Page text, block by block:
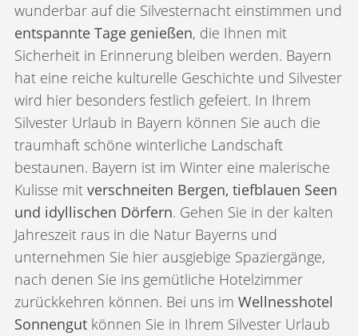
wunderbar auf die Silvesternacht einstimmen und
entspannte Tage genießen, die Ihnen mit
Sicherheit in Erinnerung bleiben werden. Bayern
hat eine reiche kulturelle Geschichte und Silvester
wird hier besonders festlich gefeiert. In Ihrem
Silvester Urlaub in Bayern können Sie auch die
traumhaft schöne winterliche Landschaft
bestaunen. Bayern ist im Winter eine malerische
Kulisse mit verschneiten Bergen, tiefblauen Seen
und idyllischen Dörfern. Gehen Sie in der kalten
Jahreszeit raus in die Natur Bayerns und
unternehmen Sie hier ausgiebige Spaziergänge,
nach denen Sie ins gemütliche Hotelzimmer
zurückkehren können. Bei uns im Wellnesshotel
Sonnengutkönnen Sie in Ihrem Silvester Urlaub